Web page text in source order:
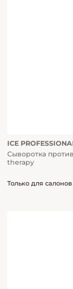
ICE
Сыворотка
therapy
Только для